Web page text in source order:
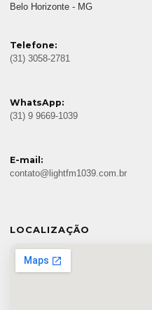
Belo Horizonte - MG
Telefone:
(31) 3058-2781
WhatsApp:
(31) 9 9669-1039
E-mail:
contato@lightfm1039.com.br
LOCALIZAÇÃO